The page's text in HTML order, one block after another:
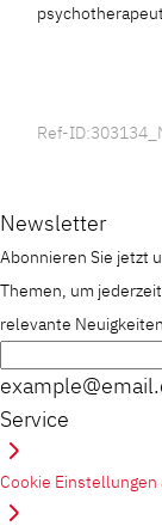
Ref-
Newsletter
Abonnieren Sie jetzt
Themen, um
relevante
Service
Cookie Einstellungen